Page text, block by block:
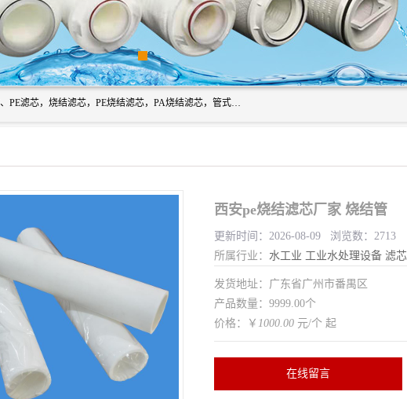
广州滤源过滤器材有限公司主营经营产品有：PTFE烧结滤芯、PE滤芯，烧结滤芯，PE烧结滤芯，PA烧结滤芯，管式膜支撑管，真空上料机滤芯，粉末烧结滤芯，止溢滤芯，吸头滤芯，湿化瓶滤芯、不锈钢烧结滤芯等。公司现拥有一批精干的管理人员和一支高素质的技术队伍，舒适优雅的办公环境和拥有全新现代化标准厂房。
西安pe烧结滤芯厂家 烧结管
更新时间：2026-08-09 浏览数：2713
所属行业： 水工业 工业水处理设备 滤芯
发货地址：广东省广州市番禺区
产品数量：9999.00个
价格：￥ 1000.00 元/个 起
在线留言